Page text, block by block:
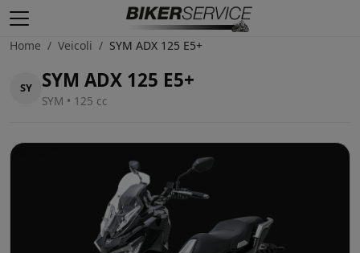
Home / Veicoli / SYM ADX 125 E5+
SY SYM ADX 125 E5+
SYM • 125 cc
PROMO